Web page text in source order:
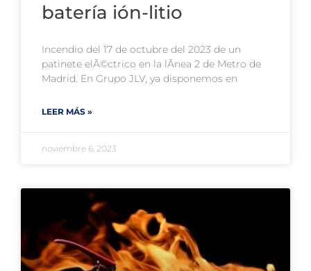
baterí­a ión-litio
Incendio del 17 de octubre del 2023 de un
patinete elÃ©ctrico en la lÃ­nea 2 de Metro de
Madrid. En Grupo JLV, ya disponemos en
LEER MÁS »
noviembre 6, 2023